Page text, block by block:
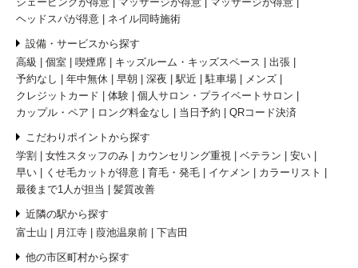
ヘッドスパが得意
ネイル同時施術
設備・サービスから探す
高級
個室 喫煙席 キッズルーム・キッズスペース
出張
予約なし
年中無休 早朝 深夜 駅近 駐車場
メンズ
クレジットカード
体験
個人サロン・プライベートサロン
カップル・ペア
ロング料金なし 当日予約 QRコード決済
こだわりポイントから探す
学割
女性スタッフのみ カウンセリング重視 ベテラン
安い
早い
くせ毛カットが得意 育毛・発毛 イケメン
カラーリスト
最後まで1人が担当
髪質改善
近隣の駅から探す
富士山
月江寺 葭池温泉前 下吉田
他の市区町村から探す